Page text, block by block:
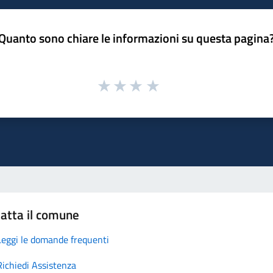
sono chiare le informazioni su questa
il comune
le domande frequenti
Assistenza